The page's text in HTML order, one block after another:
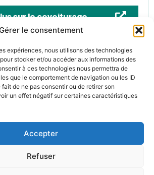
le consentement
expériences, nous utilisons des technologies
stocker et/ou accéder aux informations des
à ces technologies nous permettra de
que le comportement de navigation ou les ID
de ne pas consentir ou de retirer son
un effet négatif sur certaines caractéristiques
Accepter
Refuser
sur le covoiturage